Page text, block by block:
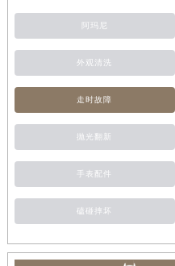
阿玛尼
外观清洗
走时故障
抛光翻新
手表配件
磕碰摔坏